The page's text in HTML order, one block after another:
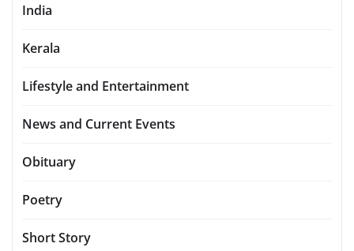
India
Kerala
Lifestyle and Entertainment
News and Current Events
Obituary
Poetry
Short Story